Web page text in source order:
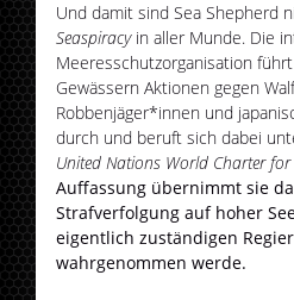
Und damit sind Sea Shepherd
Seaspiracyin aller Munde. Die
Meeresschutzorganisation
Gewässern Aktionen gegen
Robbenjäger*innen und
durch und beruft sich dabei
United Nations World Charter
Auffassung übernimmt sie
Strafverfolgung auf hoher
eigentlich zuständigen
wahrgenommen werde.